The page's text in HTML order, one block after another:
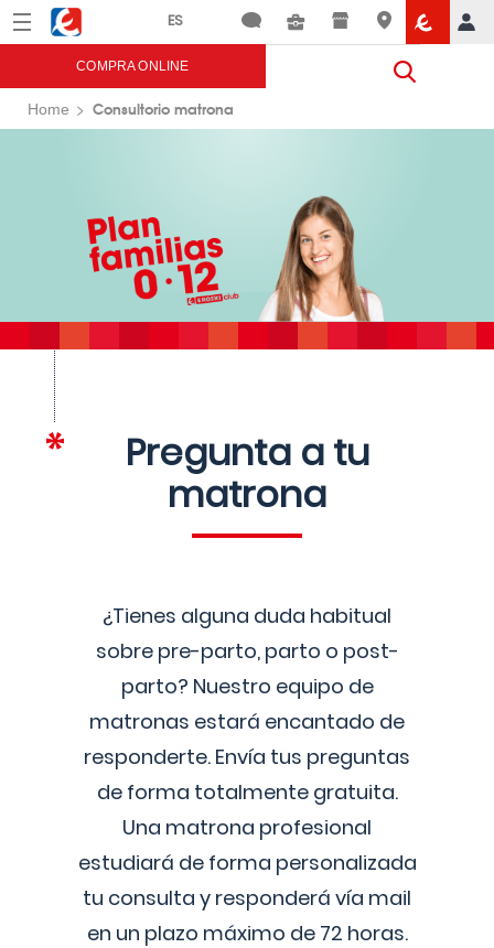
Menú Eroski
COMPRA ONLINE
Home Consultorio matrona
Pregunta a tu
matrona
¿Tienes alguna duda habitual
sobre pre-parto, parto o post-
parto? Nuestro equipo de
matronas estará encantado de
responderte. Envía tus preguntas
de forma totalmente gratuita.
Una matrona profesional
estudiará de forma personalizada
tu consulta y responderá vía mail
en un plazo máximo de 72 horas.